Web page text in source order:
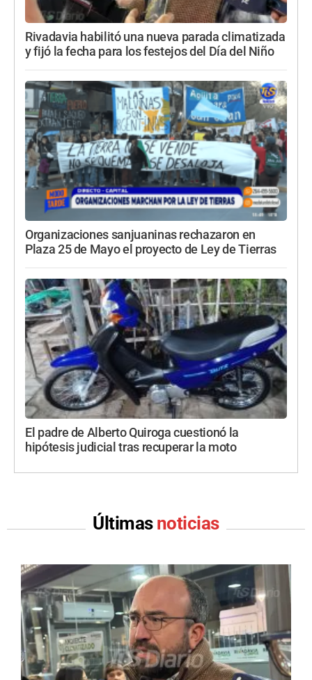
Rivadavia habilitó una nueva parada climatizada
y fijó la fecha para los festejos del Día del Niño
Organizaciones sanjuaninas rechazaron en
Plaza 25 de Mayo el proyecto de Ley de Tierras
El padre de Alberto Quiroga cuestionó la
hipótesis judicial tras recuperar la moto
Últimas noticias